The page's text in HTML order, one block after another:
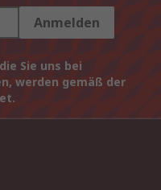
Anmelden
Sie uns bei
werden gemäß der